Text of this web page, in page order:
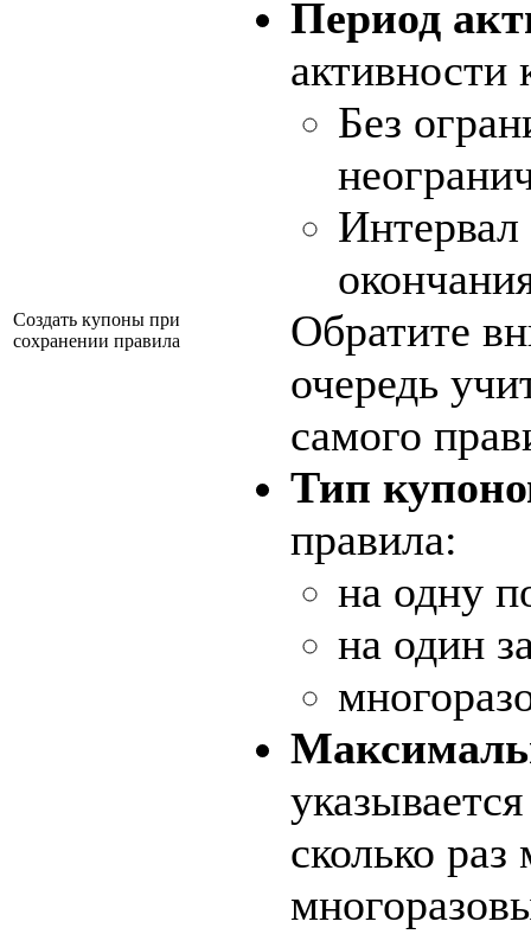
Создать купоны при
сохранении правила
Период
активности
Без
Интервал
Обратите
очередь
самого
Тип
правила:
на одну
на один
сколько